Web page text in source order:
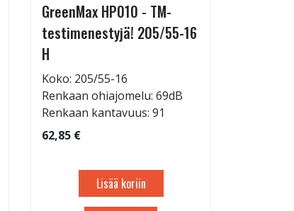
GreenMax HP010 - TM-
testimenestyjä! 205/55-16
H
Koko: 205/55-16
Renkaan ohiajomelu: 69dB
Renkaan kantavuus: 91
62,85 €
Lisää koriin